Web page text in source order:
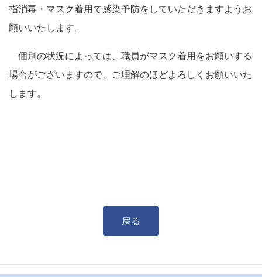
指消毒・マスク着用で感染予防をしていただきますようお
願いいたします。
個別の状況によっては、職員がマスク着用をお願いする
場合がございますので、ご理解のほどよろしくお願いいた
します。
戻る